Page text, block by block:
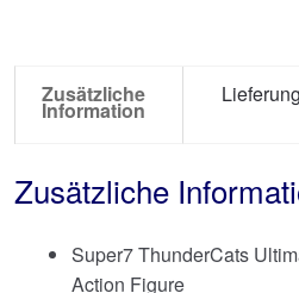
Zusätzliche
Information
Lieferung
Zusätzliche
Super7 ThunderCats
Action Figure